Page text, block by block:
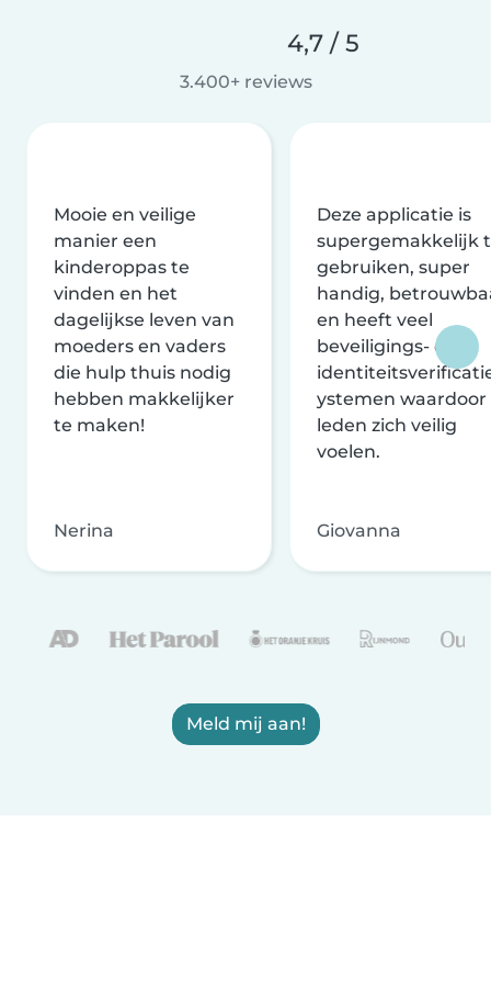
4,7 / 5
3.400+ reviews
Mooie en veilige
manier een
kinderoppas te
vinden en het
dagelijkse leven van
moeders en vaders
die hulp thuis nodig
hebben makkelijker
te maken!
Nerina
Deze applicatie is
supergemakkelijk
gebruiken, super
handig,
en heeft veel
beveiligings- en
ystemen waardoor
leden zich veilig
voelen.
Giovanna
Meld mij aan!